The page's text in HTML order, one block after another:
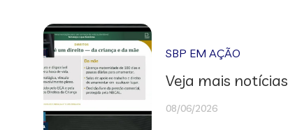
SBP EM AÇÃO
Veja mais notícias
08/06/2026